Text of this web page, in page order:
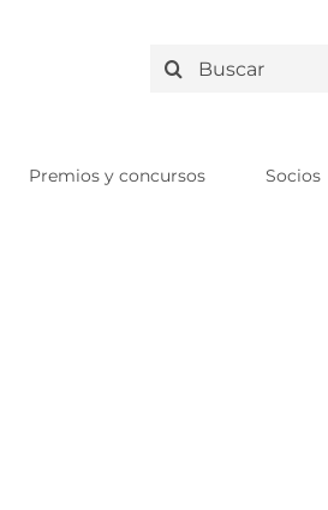
Search
Premios y concursos Socios